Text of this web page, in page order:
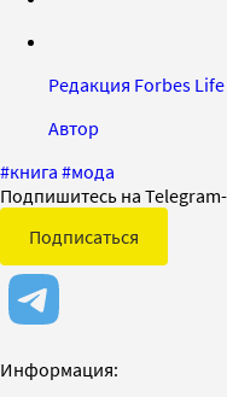
Редакция Forbes Life
Автор
#книга #мода
Подпишитесь на
Подписаться
Информация: